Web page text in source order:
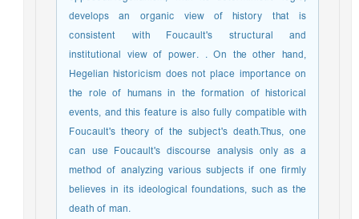
develops an organic view of history that is
consistent with Foucault's structural and
institutional view of power. . On the other hand,
Hegelian historicism does not place importance on
the role of humans in the formation of historical
events, and this feature is also fully compatible with
Foucault's theory of the subject's death.Thus, one
can use Foucault's discourse analysis only as a
method of analyzing various subjects if one firmly
believes in its ideological foundations, such as the
death of man.